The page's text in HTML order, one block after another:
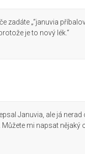
„“januvia příbalový
je to nový lék.“
Januvia, ale já
mi napsat nějaký